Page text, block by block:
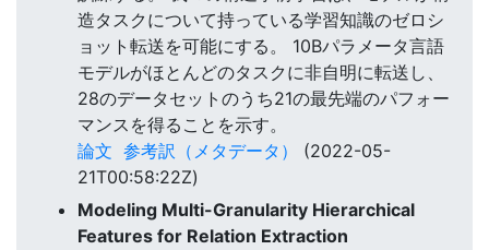
造タスクについて持っている学習知識のゼロシ
ョット転送を可能にする。 10Bパラメータ言語
モデルがほとんどのタスクに非自明に転送し、
28のデータセットのうち21の最先端のパフォー
マンスを得ることを示す。
論文 参考訳（メタデータ）
(2022-05-
21T00:58:22Z)
Modeling Multi-Granularity Hierarchical
Features for Relation Extraction